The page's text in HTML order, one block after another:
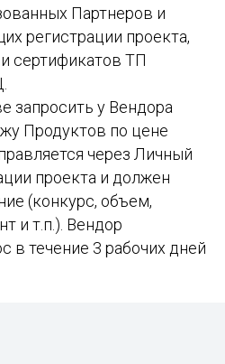
Партнеров и
регистрации проекта,
сертификатов ТП
запросить у Вендора
Продуктов по цене
через Личный
проекта и должен
(конкурс, объем,
и т.п.). Вендор
в течение 3 рабочих дней